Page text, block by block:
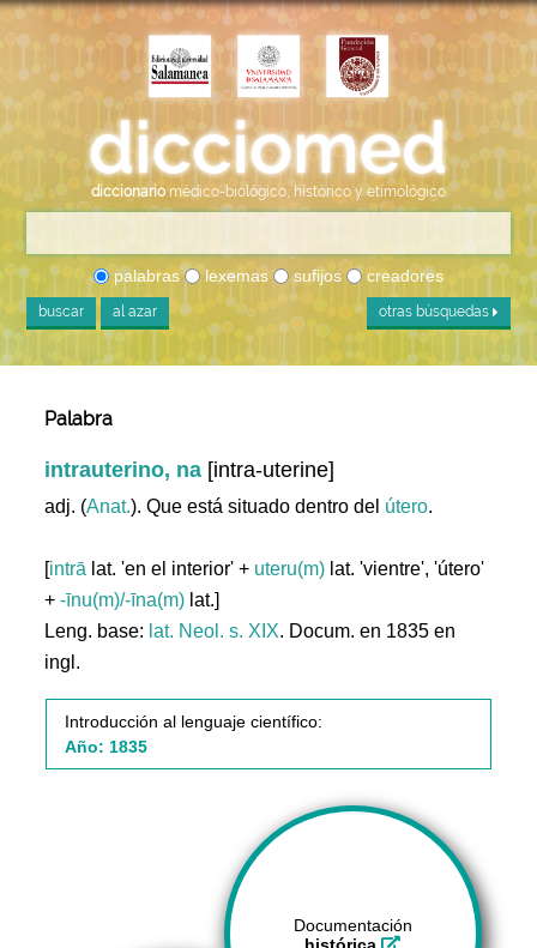
diccionario médico-biológico, histórico y etimológico
palabras lexemas sufijos creadores
buscar al azar otras búsquedas
Palabra
intrauterino, na [intra-uterine]
adj. (Anat.). Que está situado dentro del útero.
[intrā lat. 'en el interior' + uteru(m) lat. 'vientre', 'útero'
+-īnu(m)/-īna(m) lat.]
Leng. base: lat. Neol. s. XIX. Docum. en 1835 en
ingl.
Introducción al lenguaje científico:
Año: 1835
Documentación
histórica